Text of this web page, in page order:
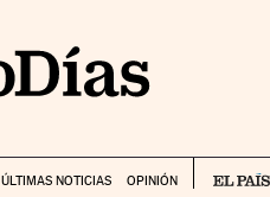
ÚLTIMAS NOTICIAS OPINIÓN